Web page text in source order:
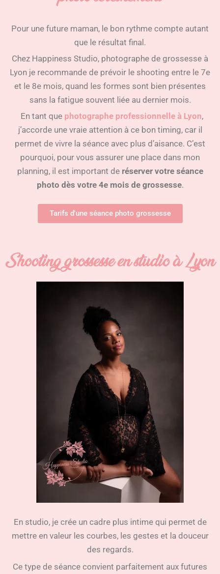
Pour une future maman, le bon rythme compte autant
que le résultat final.
Chez Happiness Studio, photographe de grossesse à
Lyon je recommande de prévoir le shooting entre le 7e
et le 8e mois, quand les formes sont bien présentes
sans la fatigue souvent liée au dernier mois.
En tant que photographe professionnelle à Lyon,
j’accorde une vraie attention à ce bon timing, car il
permet de vivre la séance avec plus d’aisance. C’est
pourquoi, pour vous assurer une place dans mon
planning, il est important de réserver votre séance
photo dès votre 4e mois de grossesse.
Tarifs d'une séance photo grossesse
Shooting grossesse en studio à Lyon
En studio, je crée un cadre plus intime qui permet de
mettre en valeur les courbes, les gestes et la douceur
des regards.
Ce type de séance convient parfaitement aux futures